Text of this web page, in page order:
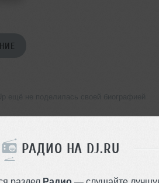
РАДИО НА DJ.RU
раздел Радио — слушайте